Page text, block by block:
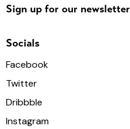
Sign up for our newsletter
Socials
Facebook
Twitter
Dribbble
Instagram